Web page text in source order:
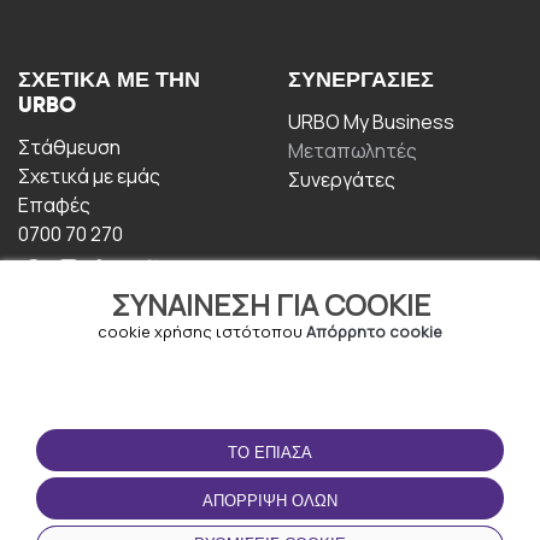
ΣΥΝΑΊΝΕΣΗ ΓΙΑ COOKIE
cookie χρήσης ιστότοπου Απόρρητο cookie
ΤΟ ΈΠΙΑΣΑ
ΑΠΌΡΡΙΨΗ ΌΛΩΝ
ΣΧΕΤΙΚΆ ΜΕ ΤΗΝ
URBO
Στάθμευση
Σχετικά με εμάς
Επαφές
0700 70 270
ΣΥΝΕΡΓΑΣΊΕΣ
URBO My Business
Μεταπωλητές
Συνεργάτες
ΟΡΟΙ ΧΡΉΣΗΣ
Οροι και Προϋποθέσεις
Πολιτική απορρήτου
ΚΑΤΕΒΆΣΤΕ ΤΗΝ
ΕΦΑΡΜΟΓΉ